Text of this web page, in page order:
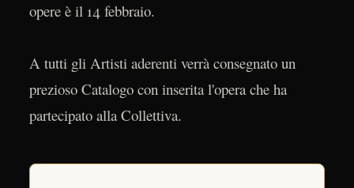
opere è il 14 febbraio.
A tutti gli Artisti aderenti verrà consegnato un
prezioso Catalogo con inserita l'opera che ha
partecipato alla Collettiva.